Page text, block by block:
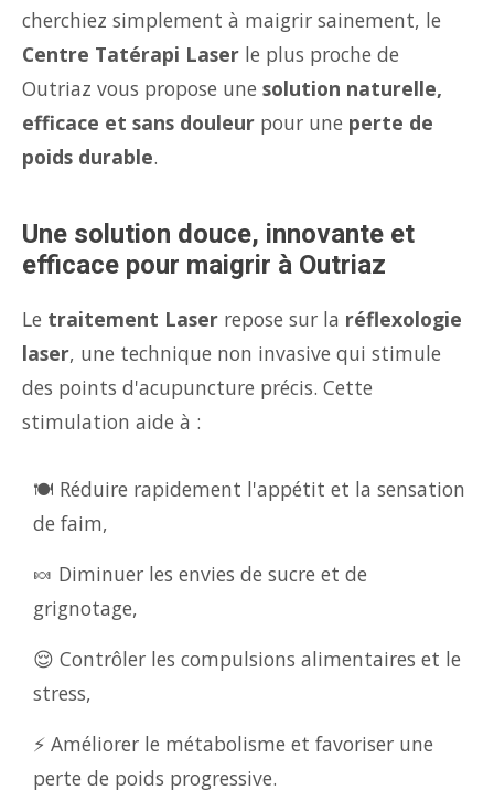
cherchiez simplement à maigrir sainement, le
Centre Tatérapi Laser le plus proche de
Outriaz vous propose une solution naturelle,
efficace et sans douleur pour une perte de
poids durable.
Une solution douce, innovante et
efficace pour maigrir à Outriaz
Le traitement Laser repose sur la réflexologie
laser, une technique non invasive qui stimule
des points d'acupuncture précis. Cette
stimulation aide à :
🍽️ Réduire rapidement l'appétit et la sensation
de faim,
🍬 Diminuer les envies de sucre et de
grignotage,
😌 Contrôler les compulsions alimentaires et le
stress,
⚡ Améliorer le métabolisme et favoriser une
perte de poids progressive.